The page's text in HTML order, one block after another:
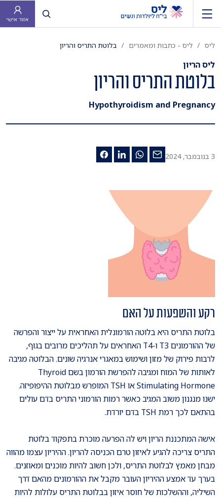
פתח חיפוש
אזור אישי
ליס ליס - כתבות ומאמרים בלוטת התריס והריון
ליס הריון
בלוטת התריס והריון
Hypothyroidism and Pregnancy
3 בנובמבר, 2024
רקע והשפעות על האם
בלוטת התריס היא בלוטה הורמונלית האחראית על ייצור והפרשה
של ההורמונים T3 ו-T4 האחראים על תהליכים מרובים בגוף,
לרבות פירוק של מזון ושימוש במאגרי אנרגיה שונים. הבלוטה מגיבה
לאותות של המוח ומגיבה להפרשת הורמון בשם Thyroid
Stimulating Hormone או TSH המופרש מבלוטת ההיפופיזה.
ישנו מנגנון משוב המגיב כאשר רמות הורמוני התריס בדם עולים
בהתאם לכך רמת TSH בדם יורדת.
אישה המתכננת הריון ויש לה הפרעה מוכרת בתפקוד בלוטת
התריס צריכה להגיע לאיזון טרם הכניסה להריון. ההיריון עצמו מהווה
מבחן מאמץ לבלוטת התריס, ולכן חשוב להיות מוכנים ומאוזנים.
בערך עד אמצע ההיריון העובר מקבל את ההורמונים מהאם דרך
השיליה, וההשלכות של חוסר איזון בבלוטת התריס עלולות להיות